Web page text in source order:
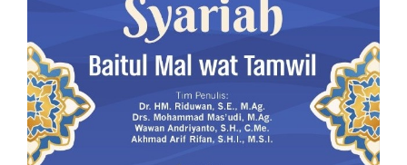
Banjarmasin
2016-2024
Rp. 0
HAEDAR
NASHIR;
JURNALIS
Himpunan
Putusan Tarjih
Muhammadiyah
Jilid 1
Rp. 60.000